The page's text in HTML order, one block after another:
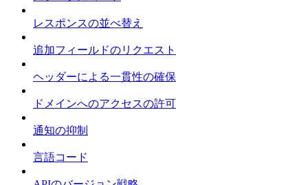
レスポンスの並べ替え
追加フィールドのリクエスト
ヘッダーによる一貫性の確保
ドメインへのアクセスの許可
通知の抑制
言語コード